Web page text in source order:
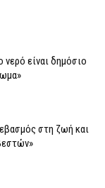
νερό είναι δημόσιο
στη ζωή και